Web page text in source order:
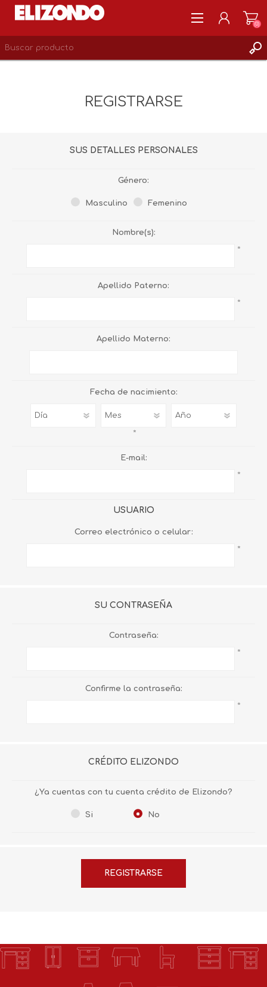
(0)
REGISTRARSE
SUS DETALLES PERSONALES
Género:
Masculino Femenino
Nombre(s):
*
Apellido Paterno:
*
Apellido Materno:
Fecha de nacimiento:
*
E-mail:
*
USUARIO
Correo electrónico o celular:
*
SU CONTRASEÑA
Contraseña:
*
Confirme la contraseña:
*
CRÉDITO ELIZONDO
¿Ya cuentas con tu cuenta crédito de Elizondo?
Si No